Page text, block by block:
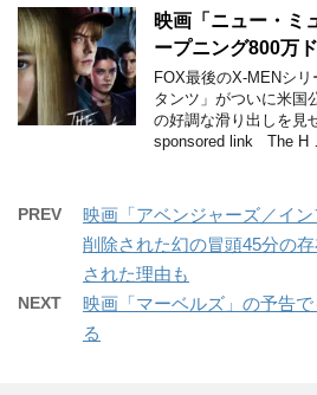
映画「ニュー・ミ
ープニング800万
FOX最後のX-MENシ
タンツ」がついに米国
の好調な滑り出しを見
sponsored link The H
PREV
映画「アベンジャーズ／イ
削除された幻の冒頭45分の
された理由も
NEXT
映画「マーベルズ」の予告
る